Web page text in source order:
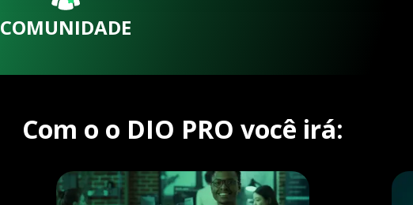
COMUNIDADE
Com o o DIO PRO você irá: